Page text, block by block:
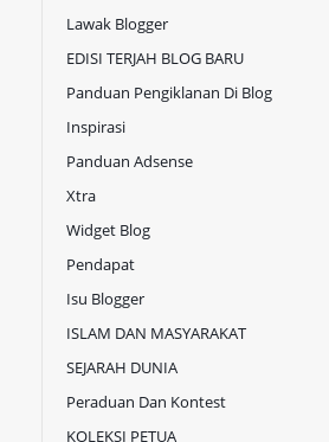
Lawak Blogger
EDISI TERJAH BLOG BARU
Panduan Pengiklanan Di Blog
Inspirasi
Panduan Adsense
Xtra
Widget Blog
Pendapat
Isu Blogger
ISLAM DAN MASYARAKAT
SEJARAH DUNIA
Peraduan Dan Kontest
KOLEKSI PETUA